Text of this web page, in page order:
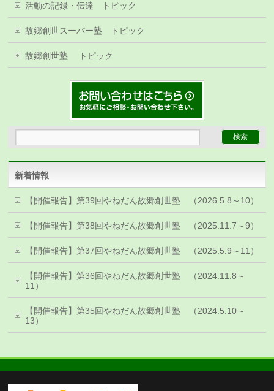
活動の記録・伝達 トピック
故郷創世スーパー塾 トピック
故郷創世塾 トピック
新着情報
【開催報告】第39回やねだん故郷創世塾 （2026.5.8～10）
【開催報告】第38回やねだん故郷創世塾 （2025.11.7～9）
【開催報告】第37回やねだん故郷創世塾 （2025.5.9～11）
【開催報告】第36回やねだん故郷創世塾 （2024.11.8～
11）
【開催報告】第35回やねだん故郷創世塾 （2024.5.10～
13）